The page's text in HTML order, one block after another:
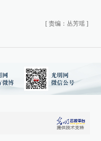
[ 责编：丛芳瑶 ]